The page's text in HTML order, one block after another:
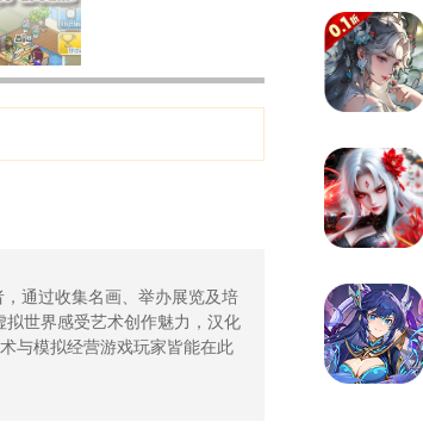
通过收集名画、举办展览及培
世界感受艺术创作魅力，汉化
与模拟经营游戏玩家皆能在此